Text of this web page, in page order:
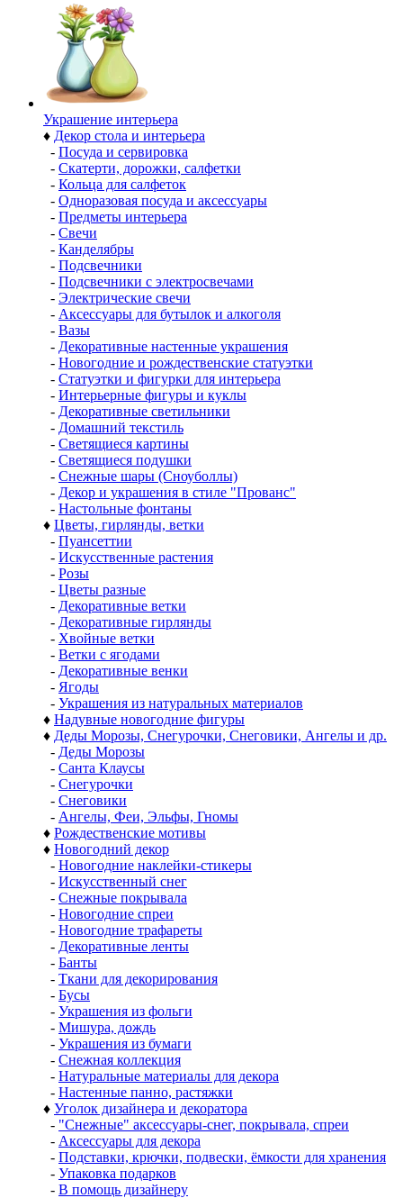
Украшение интерьера
♦ Декор стола и интерьера
- Посуда и сервировка
- Скатерти, дорожки, салфетки
- Кольца для салфеток
- Одноразовая посуда и аксессуары
- Предметы интерьера
- Свечи
- Канделябры
- Подсвечники
- Подсвечники с электросвечами
- Электрические свечи
- Аксессуары для бутылок и алкоголя
- Вазы
- Декоративные настенные украшения
- Новогодние и рождественские статуэтки
- Статуэтки и фигурки для интерьера
- Интерьерные фигуры и куклы
- Декоративные светильники
- Домашний текстиль
- Светящиеся картины
- Светящиеся подушки
- Снежные шары (Сноуболлы)
- Декор и украшения в стиле "Прованс"
- Настольные фонтаны
♦ Цветы, гирлянды, ветки
- Пуансеттии
- Искусственные растения
- Розы
- Цветы разные
- Декоративные ветки
- Декоративные гирлянды
- Хвойные ветки
- Ветки с ягодами
- Декоративные венки
- Ягоды
- Украшения из натуральных материалов
♦ Надувные новогодние фигуры
♦ Деды Морозы, Снегурочки, Снеговики, Ангелы и др.
- Деды Морозы
- Санта Клаусы
- Снегурочки
- Снеговики
- Ангелы, Феи, Эльфы, Гномы
♦ Рождественские мотивы
♦ Новогодний декор
- Новогодние наклейки-стикеры
- Искусственный снег
- Снежные покрывала
- Новогодние спреи
- Новогодние трафареты
- Декоративные ленты
- Банты
- Ткани для декорирования
- Бусы
- Украшения из фольги
- Мишура, дождь
- Украшения из бумаги
- Снежная коллекция
- Натуральные материалы для декора
- Настенные панно, растяжки
♦ Уголок дизайнера и декоратора
- "Снежные" аксессуары-снег, покрывала, спреи
- Аксессуары для декора
- Подставки, крючки, подвески, ёмкости для хранения
- Упаковка подарков
- В помощь дизайнеру